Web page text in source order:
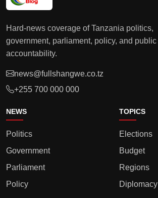
Hard-news coverage of Tanzania politics,
government, parliament, policy, and public
accountability.
news@fullshangwe.co.tz
+255 700 000 000
NEWS
Politics
Government
Parliament
Policy
TOPICS
Elections
Budget
Regions
Diplomacy